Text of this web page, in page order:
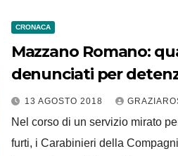
CRONACA
Mazzano Romano:
denunciati per
arnesi da scasso
13 AGOSTO 2018
Nel corso di un servizio mirato
furti, i Carabinieri della